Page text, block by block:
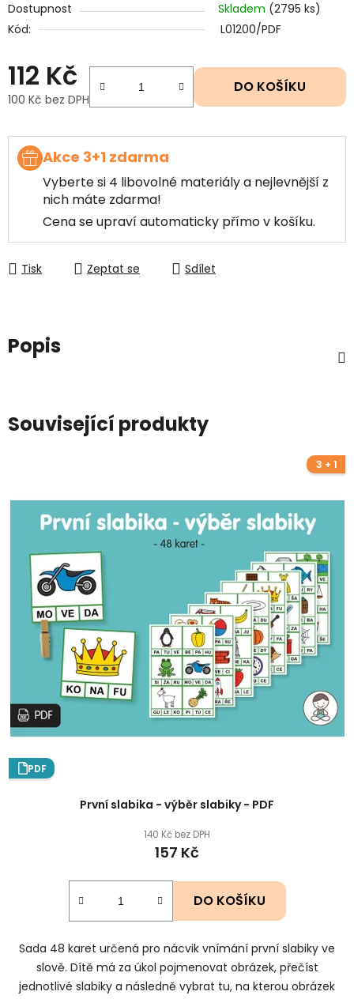
Dostupnost Skladem (2795 ks)
Kód:
L01200/PDF
112 Kč
100 Kč bez DPH
DO KOŠÍKU
Akce 3+1 zdarma
Vyberte si 4 libovolné materiály a nejlevnější z
nich máte zdarma!
Cena se upraví automaticky přímo v košíku.
Tisk Zeptat se Sdílet
Popis
Související produkty
3 + 1
PDF
První slabika - výběr slabiky - PDF
140 Kč bez DPH
157 Kč
DO KOŠÍKU
Sada 48 karet určená pro nácvik vnímání první slabiky ve
slově. Dítě má za úkol pojmenovat obrázek, přečíst
jednotlivé slabiky a následně vybrat tu, na kterou obrázek